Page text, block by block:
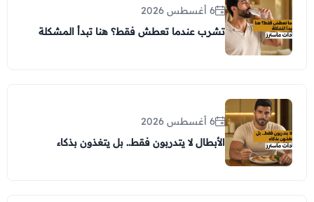
6 أغسطس 2026
تشرب عندما تعطش فقط؟ هنا تبدأ المشكلة
6 أغسطس 2026
الأبطال لا يتدربون فقط.. بل يتغذون بذكاء